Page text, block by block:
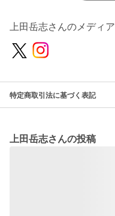
上田岳志さんのメディア
特定商取引法に基づく表記
上田岳志さんの投稿